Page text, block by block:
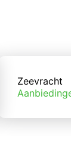
Zeevracht